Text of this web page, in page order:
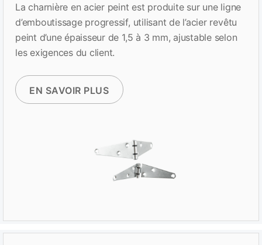
La charnière en acier peint est produite sur une ligne
d’emboutissage progressif, utilisant de l’acier revêtu
peint d’une épaisseur de 1,5 à 3 mm, ajustable selon
les exigences du client.
EN SAVOIR PLUS